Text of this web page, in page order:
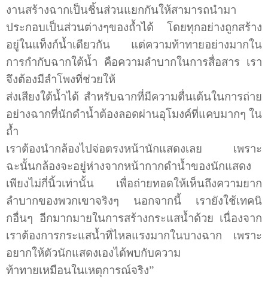
งานสร้างฉากเป็นชิ้นส่วนแยกกันให้สามารถนำมา
ประกอบเป็นส่วนต่างๆของถ้ำได้ โดยทุกอย่างถูกสร้าง
อยู่ในแท็งก์น้ำเดียวกัน แต่ความท้าทายอย่างมากใน
การกำกับฉากใต้น้ำ คือความลำบากในการสื่อสาร เรา
จึงต้องมีลำโพงที่ช่วยให้
ส่งเสียงใต้น้ำได้ สำหรับฉากที่มีความตื่นเต้นในการถ่าย
อย่างฉากที่นักดำน้ำต้องลอดผ่านอุโมงค์ที่แคบมากๆ ใน
ถ้ำ
เราต้องนำกล้องไปจ่อตรงหน้านักแสดงเลย เพราะ
ฉะนั้นกล้องจะอยู่ห่างจากหน้ากากดำน้ำของนักแสดง
เพียงไม่กี่นิ้วเท่านั้น เพื่อถ่ายทอดให้เห็นถึงความยาก
ลำบากของพวกเขาจริงๆ นอกจากนี้ เรายังใช้เทคนิ
กอื่นๆ อีกมากมายในการสร้างกระแสน้ำด้วย เนื่องจาก
เราต้องการกระแสน้ำที่ไหลแรงมากในบางฉาก เพราะ
อยากให้ตัวนักแสดงเองได้พบกับความ
ท้าทายเหมือนในเหตุการณ์จริง”